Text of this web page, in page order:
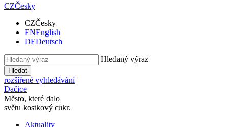
CZČesky
CZČesky
ENEnglish
DEDeutsch
Hledaný výraz
Hledat
rozšířené vyhledávání
Dačice
Město, které dalo
světu kostkový cukr.
Aktuality